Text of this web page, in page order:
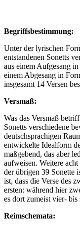
Begriffsbestimmung:
Unter der lyrischen
entstandenen Sonetts
aus einem Aufgesang
einem Abgesang in
insgesamt 14 Versen
Versmaß:
Was das Versmaß
Sonetts verschiedene
deutschsprachigen
entwickelte Idealform
maßgebend, das aber
aufweisen. Weitere acht
der übrigen 39 Sonette
ist, dass die Verse des
ersten: während hier
es dort zumeist vier- bis
Reimschemata: